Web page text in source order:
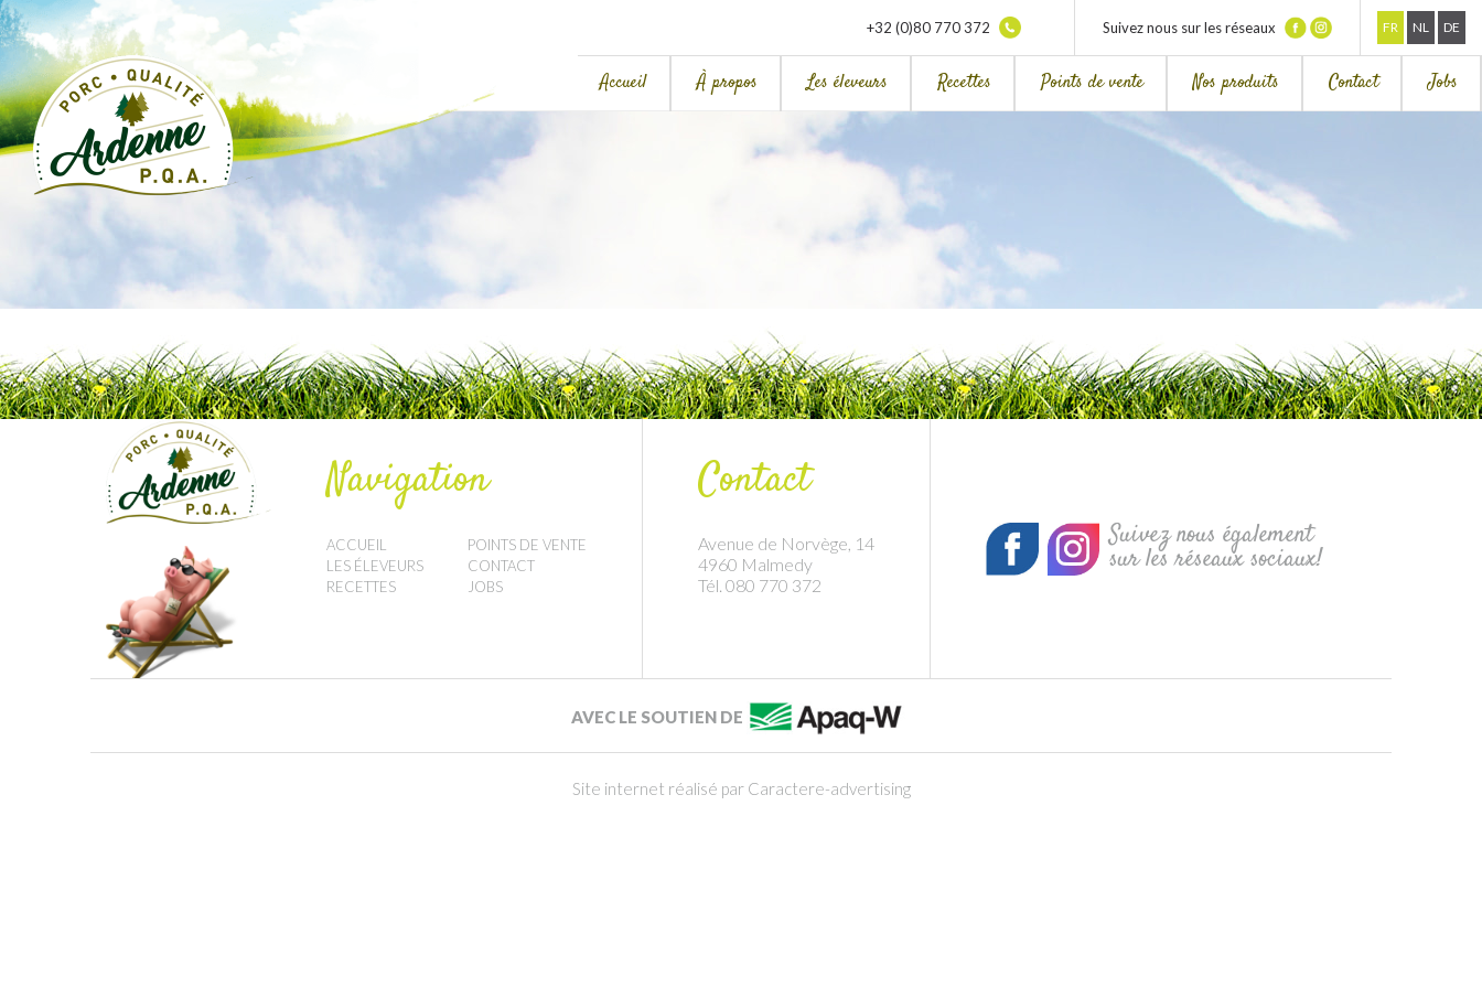
+32 (0)80 770 372 Suivez nous sur les réseaux FR NL DE
Accueil À propos Les éleveurs Recettes Points de vente Nos produits Contact Jobs
Navigation
ACCUEIL
LES ÉLEVEURS
RECETTES
POINTS DE VENTE
CONTACT
JOBS
Contact
Avenue de Norvège, 14
4960 Malmedy
Tél. 080 770 372
Suivez nous également
sur les réseaux sociaux!
AVEC LE SOUTIEN DE
Site internet réalisé par Caractere-advertising